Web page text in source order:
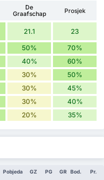
De
Graafschap
Prosjek
21.1 23
50% 70%
40% 60%
30% 50%
30% 45%
30% 40%
20% 35%
Pobjeda GZ PG GR Bod. Pr.